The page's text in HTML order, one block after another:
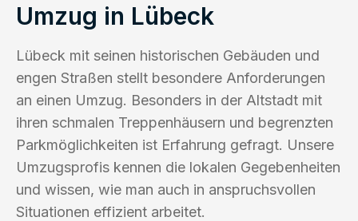
Umzug in Lübeck
Lübeck mit seinen historischen Gebäuden und
engen Straßen stellt besondere Anforderungen
an einen Umzug. Besonders in der Altstadt mit
ihren schmalen Treppenhäusern und begrenzten
Parkmöglichkeiten ist Erfahrung gefragt. Unsere
Umzugsprofis kennen die lokalen Gegebenheiten
und wissen, wie man auch in anspruchsvollen
Situationen effizient arbeitet.